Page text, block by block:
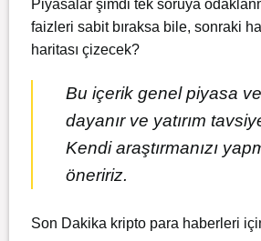
Piyasalar şimdi tek soruya
faizleri sabit bıraksa bile, sonraki
haritası çizecek?
Bu içerik genel piyasa
dayanır ve yatırım
Kendi araştırmanızı
öneririz.
Son Dakika kripto para haberleri